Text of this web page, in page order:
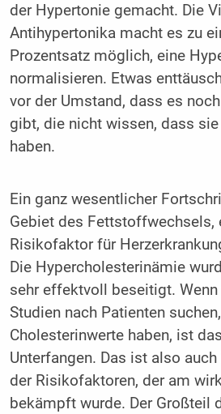
der Hypertonie gemacht. Die
Antihypertonika macht es zu
Prozentsatz möglich, eine
normalisieren. Etwas
vor der Umstand, dass es
gibt, die nicht wissen, dass
haben.
Ein ganz wesentlicher
Gebiet des Fettstoffwechsels,
Risikofaktor für
Die Hypercholesterinämie
sehr effektvoll beseitigt.
Studien nach Patienten
Cholesterinwerte haben, ist
Unterfangen. Das ist also
der Risikofaktoren, der am
bekämpft wurde. Der Großteil